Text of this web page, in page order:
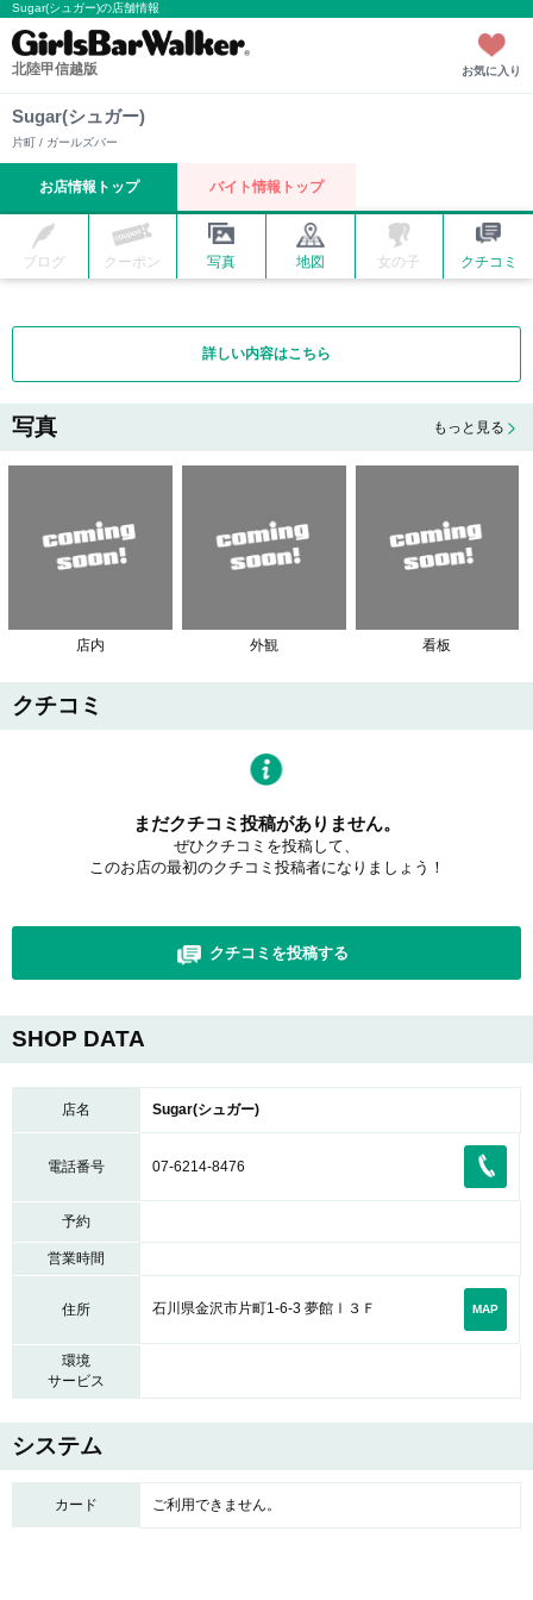
Sugar(シュガー)の店舗情報
北陸甲信越版 お気に入り
Sugar(シュガー)
片町 / ガールズバー
お店情報トップ バイト情報トップ
ブログ クーポン 写真 地図 女の子 クチコミ
詳しい内容はこちら
写真 もっと見る
店内 外観 看板
クチコミ
まだクチコミ投稿がありません。
ぜひクチコミを投稿して、
このお店の最初のクチコミ投稿者になりましょう！
クチコミを投稿する
SHOP DATA
店名 Sugar(シュガー)
電話番号 07-6214-8476
予約
営業時間
住所 石川県金沢市片町1-6-3 夢館Ⅰ３Ｆ MAP
環境
サービス
システム
カード ご利用できません。